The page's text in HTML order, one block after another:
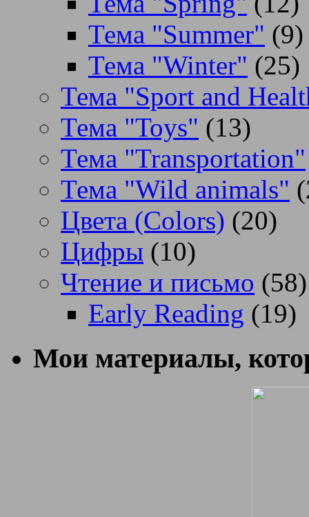
Тема "Summer" (9)
Тема "Winter" (25)
Тема "Sport and
Тема "Toys" (13)
Тема "Transportation"
Тема "Wild animals"
Цвета (Colors) (20)
Цифры (10)
Чтение и письмо (58)
Early Reading (19)
Мои материалы,